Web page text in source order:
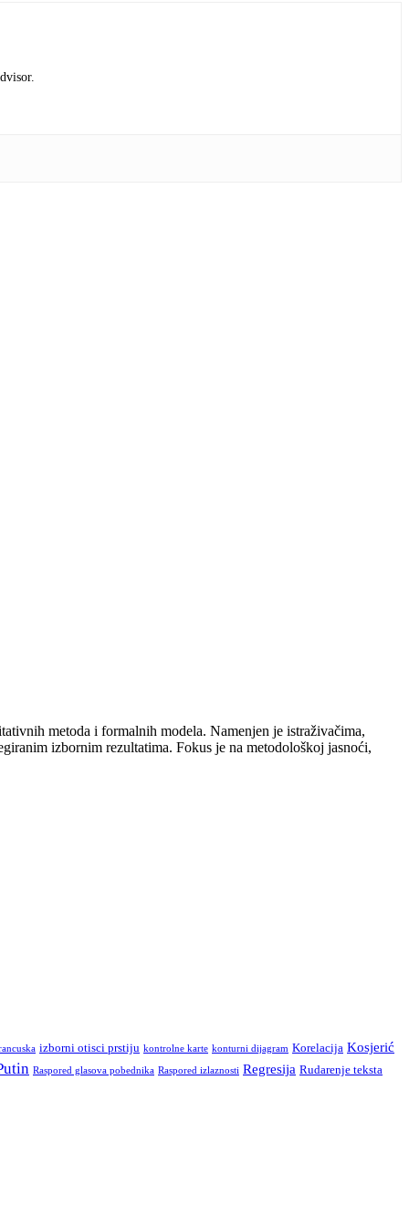
metoda i formalnih modela. Namenjen je istraživačima,
izbornim rezultatima. Fokus je na metodološkoj jasnoći,
izborni otisci prstiju kontrolne karte konturni dijagram Korelacija Kosjerić
Raspored glasova pobednika Raspored izlaznosti Regresija Rudarenje teksta